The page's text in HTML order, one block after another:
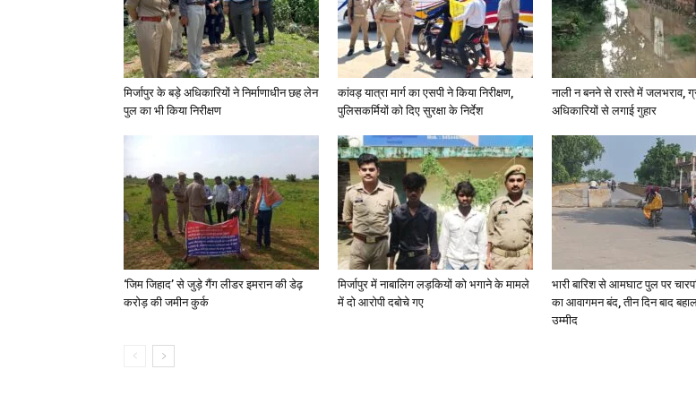
Hindi,
Today
Hindi
मिर्जापुर के बड़े अधिकारियों ने निर्माणाधीन छह लेन
पुल का भी किया निरीक्षण
कांवड़ यात्रा मार्ग का एसपी ने किया निरीक्षण,
पुलिसकर्मियों को दिए सुरक्षा के निर्देश
नाली न बनने से रास्ते में जलभराव,
अधिकारियों से लगाई गुहार
‘जिम जिहाद’ से जुड़े गैंग लीडर इमरान की डेढ़
करोड़ की जमीन कुर्क
मिर्जापुर में नाबालिग लड़कियों को भगाने के मामले
में दो आरोपी दबोचे गए
भारी बारिश से आमघाट पुल पर
का आवागमन बंद, तीन दिन बाद
उम्मीद